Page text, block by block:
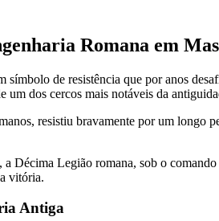
Romana em
símbolo de resistência que por anos
dos cercos mais notáveis da
resistiu bravamente por um longo
Décima Legião romana, sob o
vitória.
Antiga